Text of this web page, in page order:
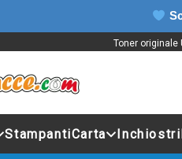
Toner originale
StampantiCarta Inchiostri